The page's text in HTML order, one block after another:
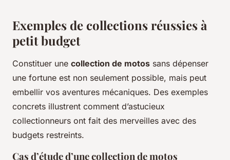
Exemples de collections réussies à
petit budget
Constituer une collection de motos sans dépenser
une fortune est non seulement possible, mais peut
embellir vos aventures mécaniques. Des exemples
concrets illustrent comment d’astucieux
collectionneurs ont fait des merveilles avec des
budgets restreints.
Cas d’étude d’une collection de motos